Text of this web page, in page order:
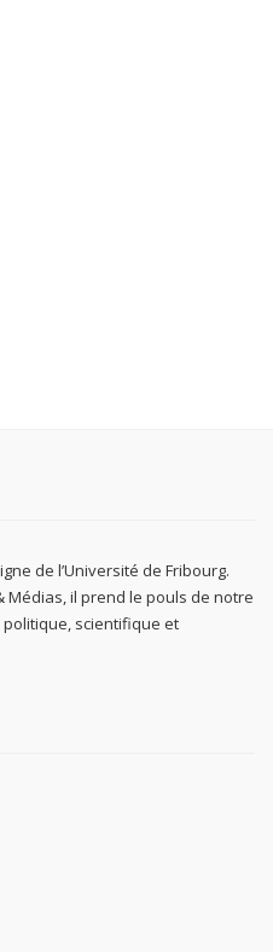
de l’Université de Fribourg.
Médias, il prend le pouls de notre
scientifique et